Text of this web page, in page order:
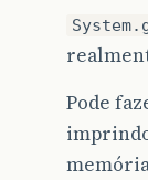
Pode